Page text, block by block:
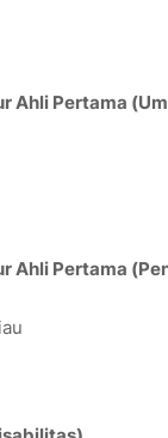
Ahli Pertama
Ahli Pertama